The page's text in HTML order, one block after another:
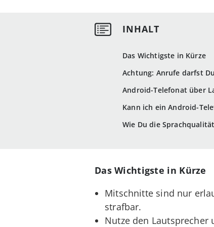
Das Wichtigste in Kürze
Achtung: Anrufe darfst
Android-Telefonat über
Kann ich ein Android-
Wie Du die
Das Wichtigste in Kürze
Mitschnitte sind nur
strafbar.
Nutze den